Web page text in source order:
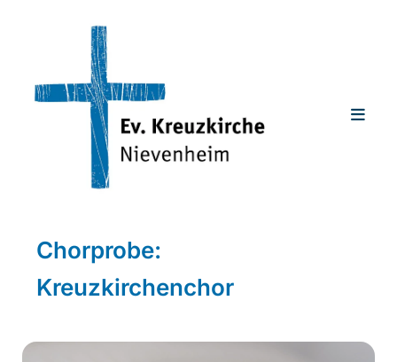
Chorprobe:
Kreuzkirchenchor